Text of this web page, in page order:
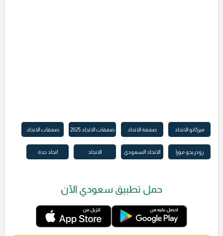
ميركاتو الاتحاد صفقة الاتحاد صفقات الاتحاد 2025 صفقات الاتحاد
رودريجو مورا الاتحاد السعودي الاتحاد اتحاد جدة
حمل تطبيق سعودي الآن